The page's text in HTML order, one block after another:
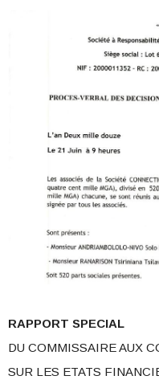
RAPPORT SPECIAL
DU COMMISSAIRE AUX
SUR LES ETATS